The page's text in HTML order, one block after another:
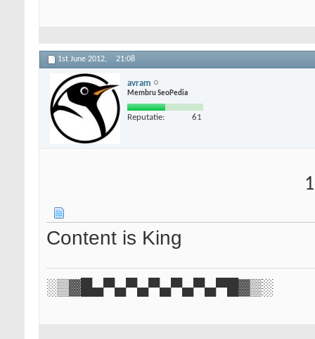
1st June 2012, 21:08
avram
Membru SeoPedia
Reputatie: 61
Content is King
░▒▓█▄▀▄▀▄▀▄▀▄▀▄▀█▓▒░